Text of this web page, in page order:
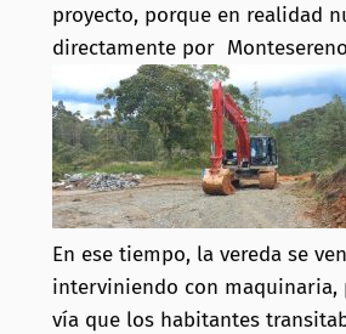
proyecto, porque en realidad
directamente por
En ese tiempo, la vereda se
interviniendo con maquinaria,
vía que los habitantes